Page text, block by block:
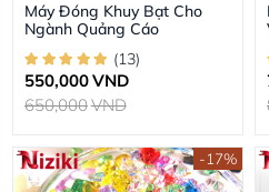
Máy Đóng Khuy Bạt Cho
Ngành Quảng Cáo
(13)
550,000VND
650,000VND
-17%